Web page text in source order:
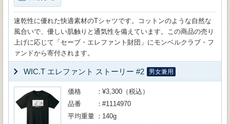
速乾性に優れた快適素材のTシャツです。コットンのような自然な
風合いで、優しい肌触りと通気性を備えています。この商品の売り
上げに応じて「セーブ・エレファント財団」にモンベルクラブ・フ
ァンドから寄付されます。
WIC.T エレファント ストーリー #2 男女兼用
価格
¥3,300（税込）
品番
#1114970
平均重量
140g